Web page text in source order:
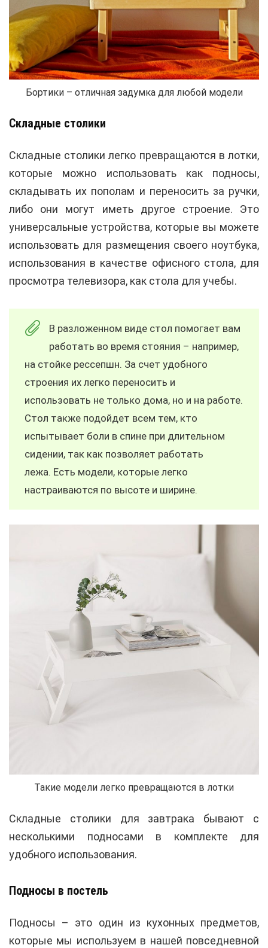
Бортики – отличная задумка для любой модели
Складные столики
Складные столики легко превращаются в лотки,
которые можно использовать как подносы,
складывать их пополам и переносить за ручки,
либо они могут иметь другое строение. Это
универсальные устройства, которые вы можете
использовать для размещения своего ноутбука,
использования в качестве офисного стола, для
просмотра телевизора, как стола для учебы.
В разложенном виде стол помогает вам
работать во время стояния – например,
на стойке рессепшн. За счет удобного
строения их легко переносить и
использовать не только дома, но и на работе.
Стол также подойдет всем тем, кто
испытывает боли в спине при длительном
сидении, так как позволяет работать
лежа. Есть модели, которые легко
настраиваются по высоте и ширине.
Такие модели легко превращаются в лотки
Складные столики для завтрака бывают с
несколькими подносами в комплекте для
удобного использования.
Подносы в постель
Подносы – это один из кухонных предметов,
которые мы используем в нашей повседневной